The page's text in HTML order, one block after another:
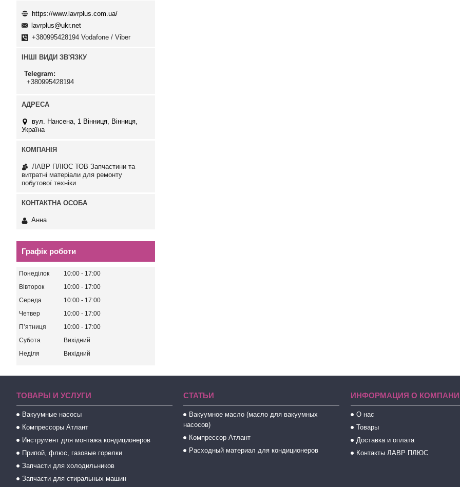
https://www.lavrplus.com.ua/
lavrplus@ukr.net
+380995428194 Vodafone / Viber
ІНШІ ВИДИ ЗВ'ЯЗКУ
Telegram
+380995428194
вул. Нансена, 1 Вінниця, Вінниця,
Україна
ЛАВР ПЛЮС ТОВ Запчастини та
витратні матеріали для ремонту
побутової техніки
Анна
Графік роботи
Понеділок 10:00
17:00
Вівторок
10:00
17:00
Середа
10:00
17:00
Четвер
10:00
17:00
Пʼятниця
10:00
17:00
Субота
Вихідний
Неділя
Вихідний
ТОВАРЫ И УСЛУГИ
Вакуумные насосы
Компрессоры Атлант
Инструмент для монтажа кондиционеров
Припой, флюс, газовые горелки
Запчасти для холодильников
Запчасти для стиральных машин
СТАТЬИ
Вакуумное масло (масло для вакуумных
насосов)
Компрессор Атлант
Расходный материал для кондиционеров
ИНФОРМАЦИЯ О
О нас
Товары
Доставка и оплата
Контакты ЛАВР ПЛЮС